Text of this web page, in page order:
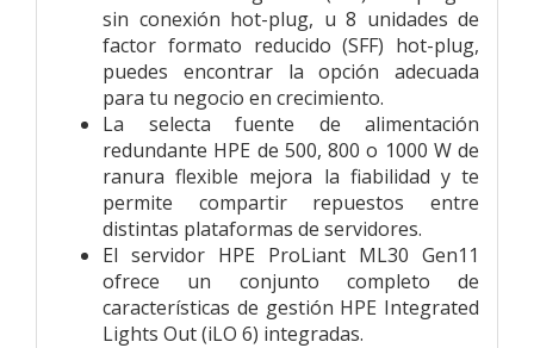
sin conexión hot-plug, u 8 unidades de
factor formato reducido (SFF) hot-plug,
puedes encontrar la opción adecuada
para tu negocio en crecimiento.
La selecta fuente de alimentación
redundante HPE de 500, 800 o 1000 W de
ranura flexible mejora la fiabilidad y te
permite compartir repuestos entre
distintas plataformas de servidores.
El servidor HPE ProLiant ML30 Gen11
ofrece un conjunto completo de
características de gestión HPE Integrated
Lights Out (iLO 6) integradas.